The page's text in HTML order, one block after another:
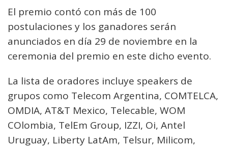
El premio contó con más de 100
postulaciones y los ganadores serán
anunciados en día 29 de noviembre en la
ceremonia del premio en este dicho evento.
La lista de oradores incluye speakers de
grupos como Telecom Argentina, COMTELCA,
OMDIA, AT&T Mexico, Telecable, WOM
COlombia, TelEm Group, IZZI, Oi, Antel
Uruguay, Liberty LatAm, Telsur, Milicom,